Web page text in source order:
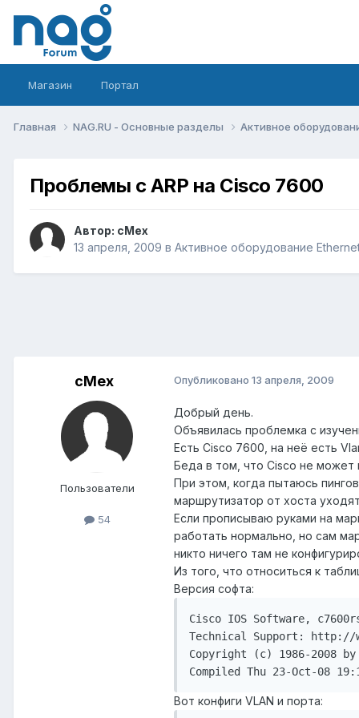
Магазин Портал
Главная NAG.RU - Основные разделы Активное
Проблемы с ARP на Cisco 7600
Автор: cMex
13 апреля, 2009 в Активное оборудование
cMex
Пользователи
54
Опубликовано 13 апреля, 2009
Добрый день.
Объявилась проблемка с
Есть Cisco 7600, на неё есть
Беда в том, что Cisco не может
При этом, когда пытаюсь
маршрутизатор от хоста
Если прописываю руками на
работать нормально, но сам
никто ничего там не
Из того, что относиться к
Версия софта:
Cisco IOS Software,
Technical Support: http://
Copyright (c) 1986-2008
Compiled Thu 23-Oct-08
Вот конфиги VLAN и порта: